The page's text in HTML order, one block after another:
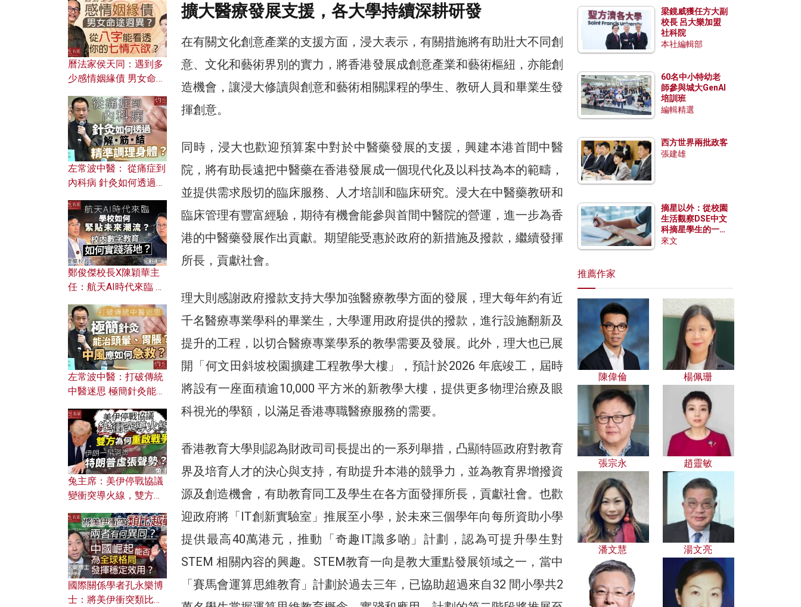
擴大醫療發展支援，各大學持續深耕研發
在有關文化創意產業的支援方面，浸大表示，有關措施將有助壯大不同創
意、文化和藝術界別的實力，將香港發展成創意產業和藝術樞紐，亦能創
造機會，讓浸大修讀與創意和藝術相關課程的學生、教研人員和畢業生發
揮創意。
同時，浸大也歡迎預算案中對於中醫藥發展的支援，興建本港首間中醫
院，將有助長遠把中醫藥在香港發展成一個現代化及以科技為本的範疇，
並提供需求殷切的臨床服務、人才培訓和臨床研究。浸大在中醫藥教研和
臨床管理有豐富經驗，期待有機會能參與首間中醫院的營運，進一步為香
港的中醫藥發展作出貢獻。期望能受惠於政府的新措施及撥款，繼續發揮
所長，貢獻社會。
理大則感謝政府撥款支持大學加強醫療教學方面的發展，理大每年約有近
千名醫療專業學科的畢業生，大學運用政府提供的撥款，進行設施翻新及
提升的工程，以切合醫療專業學系的教學需要及發展。此外，理大也已展
開「何文田斜坡校園擴建工程教學大樓」，預計於2026 年底竣工，屆時
將設有一座面積逾10,000 平方米的新教學大樓，提供更多物理治療及眼
科視光的學額，以滿足香港專職醫療服務的需要。
香港教育大學則認為財政司司長提出的一系列舉措，凸顯特區政府對教育
界及培育人才的決心與支持，有助提升本港的競爭力，並為教育界增撥資
源及創造機會，有助教育同工及學生在各方面發揮所長，貢獻社會。也歡
迎政府將「IT創新實驗室」推展至小學，於未來三個學年向每所資助小學
提供最高40萬港元，推動「奇趣IT識多啲」計劃，認為可提升學生對
STEM 相關內容的興趣。STEM教育一向是教大重點發展領域之一，當中
「賽馬會運算思維教育」計劃於過去三年，已協助超過來自32 間小學共2
曆法家侯天同：遇到多
少感情姻緣債 男女命途
的七情六欲？
左常波中醫： 從痛症到
內科病 針灸如何透過解
鄭俊傑校長X陳穎華主
任：航天AI時代來臨 學
校內數字教育如何實踐
落地？
左常波中醫：打破傳統
中醫迷思 極簡針灸能治
何急救？
兔主席：美伊停戰協議
變衝突導火線，雙方為
洞悉特朗普虛張聲勢？
國際關係學者孔永樂博
士：將美伊衝突類比越
梁鏡威獲任方大副
校長 呂大樂加盟
社科院
本社編輯部
60名中小特幼老
師參與城大GenAI
培訓班
編輯精選
西方世界兩批政客
張建雄
摘星以外：從校園
生活觀察DSE中文
科摘星學生的一點
特質
來文
推薦作家
陳偉倫 楊佩珊
張宗永 趙靈敏
潘文慧 湯文亮